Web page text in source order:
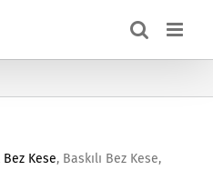
Kese, Baskılı Bez Kese,